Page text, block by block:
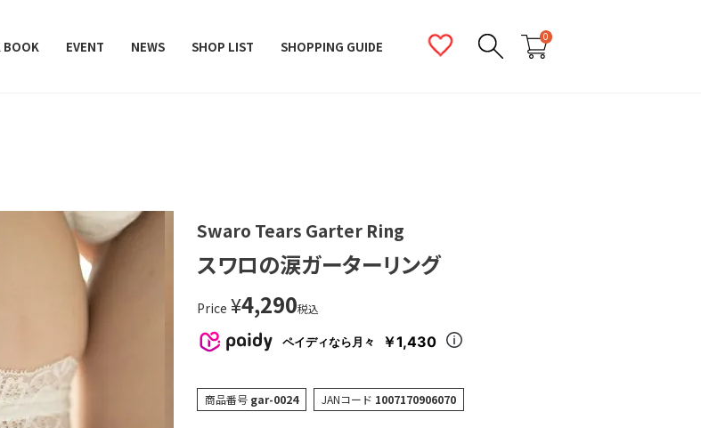
BOOK EVENT NEWS SHOP LIST SHOPPING GUIDE
0
Swaro Tears Garter Ring
スワロの涙ガーターリング
Price ¥4,290税込
ペイディなら月々 ￥1,430
商品番号 gar-0024 JANコード 1007170906070